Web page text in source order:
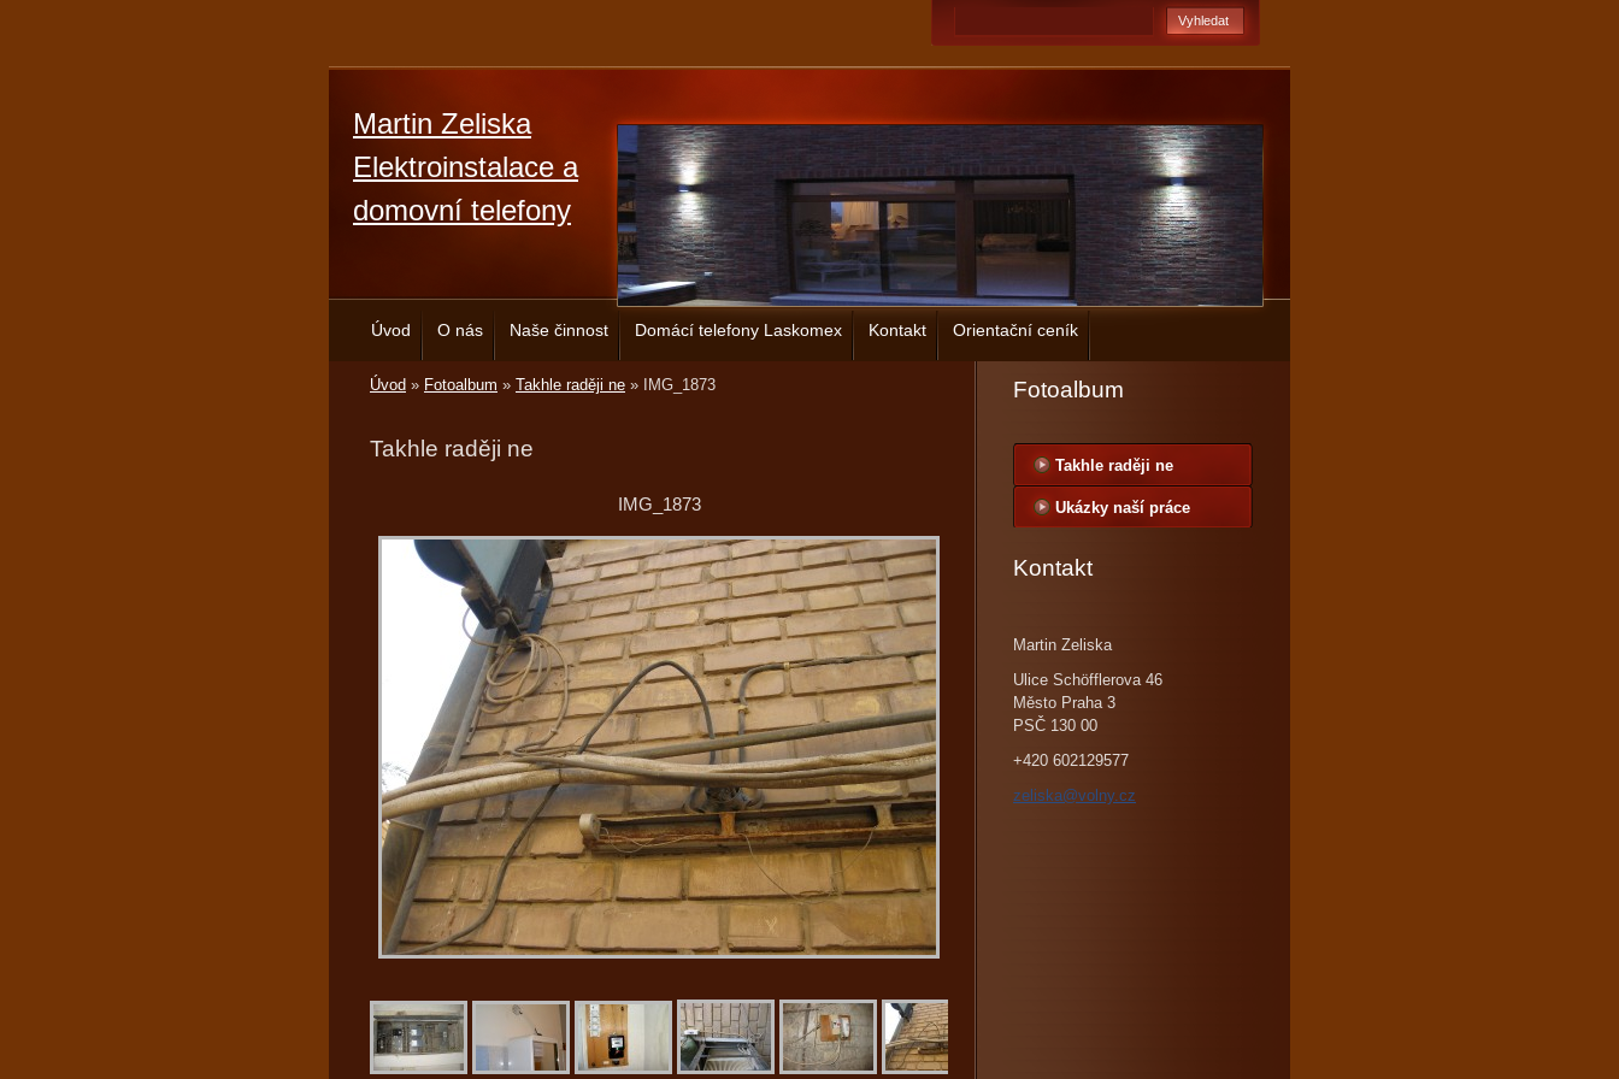
Martin Zeliska
Elektroinstalace a
domovní telefony
Úvod O nás Naše činnost Domácí telefony Laskomex Kontakt Orientační ceník
Úvod » Fotoalbum » Takhle raději ne » IMG_1873
Takhle raději ne
IMG_1873
Fotoalbum
Takhle raději ne
Ukázky naší práce
Kontakt
Martin Zeliska
Ulice Schöfflerova 46
Město Praha 3
PSČ 130 00
+420 602129577
zeliska@volny.cz